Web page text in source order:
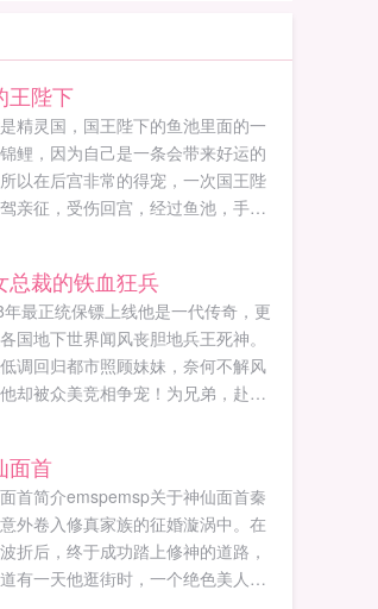
王陛下
精灵国，国王陛下的鱼池里面的一
鲤，因为自己是一条会带来好运的
以在后宫非常的得宠，一次国王陛
亲征，受伤回宫，经过鱼池，手上
的修炼，玉娇化成人形，成为了国
的福星王后如果您喜欢我的王陛
忘记分享给朋友...
总裁的铁血狂兵
最正统保镖上线他是一代传奇，更
国地下世界闻风丧胆地兵王死神。
调回归都市照顾妹妹，奈何不解风
却被众美竞相争宠！为兄弟，赴汤
分享给朋友...
面首
首简介emspemsp关于神仙面首秦
外卷入修真家族的征婚漩涡中。在
折后，终于成功踏上修神的道路，
有一天他逛街时，一个绝色美人拦